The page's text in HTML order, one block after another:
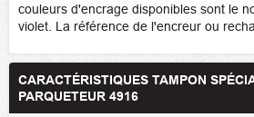
couleurs d'encrage disponibles sont le
violet. La référence de l'encreur ou
CARACTÉRISTIQUES TAMPON
PARQUETEUR 4916